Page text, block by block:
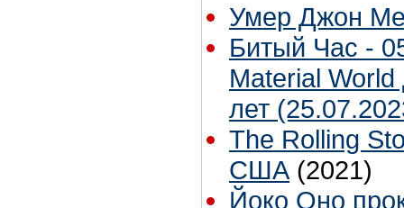
Умер Джон
Битый Час -
Material
лет
The Rolling
США (2021)
Йоко Оно